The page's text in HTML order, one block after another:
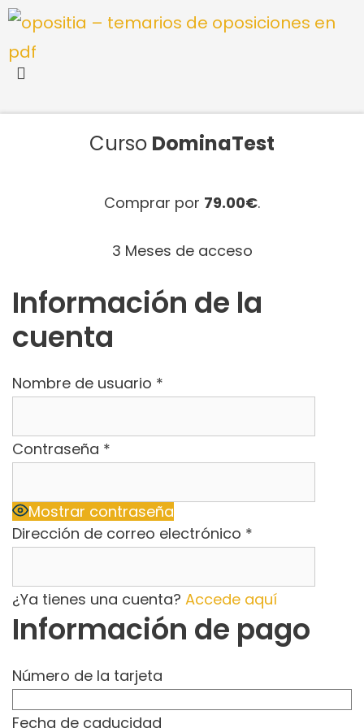
Saltar
contenido
Curso DominaTest
Comprar por 79.00€.
3 Meses de acceso
Información de la
cuenta
Nombre de usuario *
Contraseña *
Mostrar contraseña
Dirección de correo electrónico *
¿Ya tienes una cuenta? Accede aquí
Información de pago
Número de la tarjeta
Fecha de caducidad